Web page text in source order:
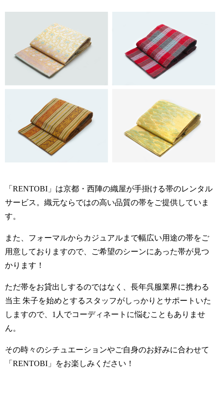
「RENTOBI」は京都・西陣の織屋が手掛ける帯のレンタル
サービス。織元ならではの高い品質の帯をご提供していま
す。
また、フォーマルからカジュアルまで幅広い用途の帯をご
用意しておりますので、ご希望のシーンにあった帯が見つ
かります！
ただ帯をお貸出しするのではなく、長年呉服業界に携わる
当主 朱子を始めとするスタッフがしっかりとサポートいた
しますので、1人でコーディネートに悩むこともありませ
ん。
その時々のシチュエーションやご自身のお好みに合わせて
「RENTOBI」をお楽しみください！